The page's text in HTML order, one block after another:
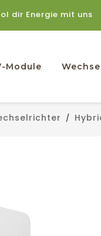
dir Energie mit uns
Module